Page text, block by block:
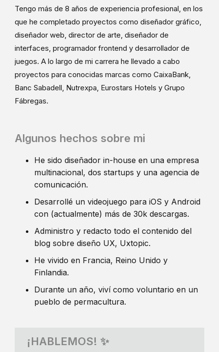
Tengo más de 8 años de experiencia profesional, en los
que he completado proyectos como diseñador gráfico,
diseñador web, director de arte, diseñador de
interfaces, programador frontend y desarrollador de
juegos. A lo largo de mi carrera he llevado a cabo
proyectos para conocidas marcas como CaixaBank,
Banc Sabadell, Nutrexpa, Eurostars Hotels y Grupo
Fábregas.
Algunos hechos sobre mi
He sido diseñador in-house en una empresa
multinacional, dos startups y una agencia de
comunicación.
Desarrollé un videojuego para iOS y Android
con (actualmente) más de 30k descargas.
Administro y redacto todo el contenido del
blog sobre diseño UX, Uxtopic.
He vivido en Francia, Reino Unido y
Finlandia.
Durante un año, viví como voluntario en un
pueblo de permacultura.
¡HABLEMOS! ✨